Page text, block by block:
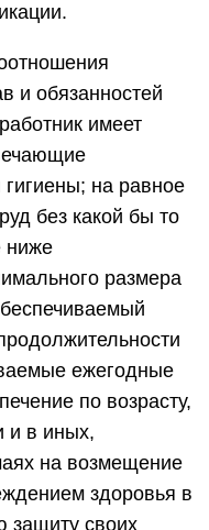
и обязанностей
имеет
на равное
без какой бы то
ниже
размера
ежегодные
по возрасту,
и в иных,
на возмещение
здоровья в
защиту своих